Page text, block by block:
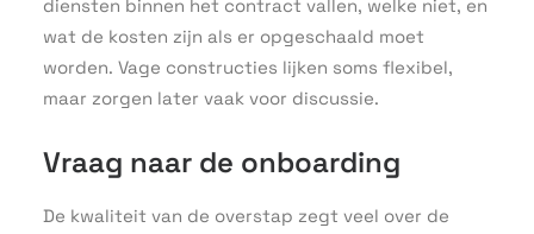
diensten binnen het contract vallen, welke niet, en
wat de kosten zijn als er opgeschaald moet
worden. Vage constructies lijken soms flexibel,
maar zorgen later vaak voor discussie.
Vraag naar de onboarding
De kwaliteit van de overstap zegt veel over de